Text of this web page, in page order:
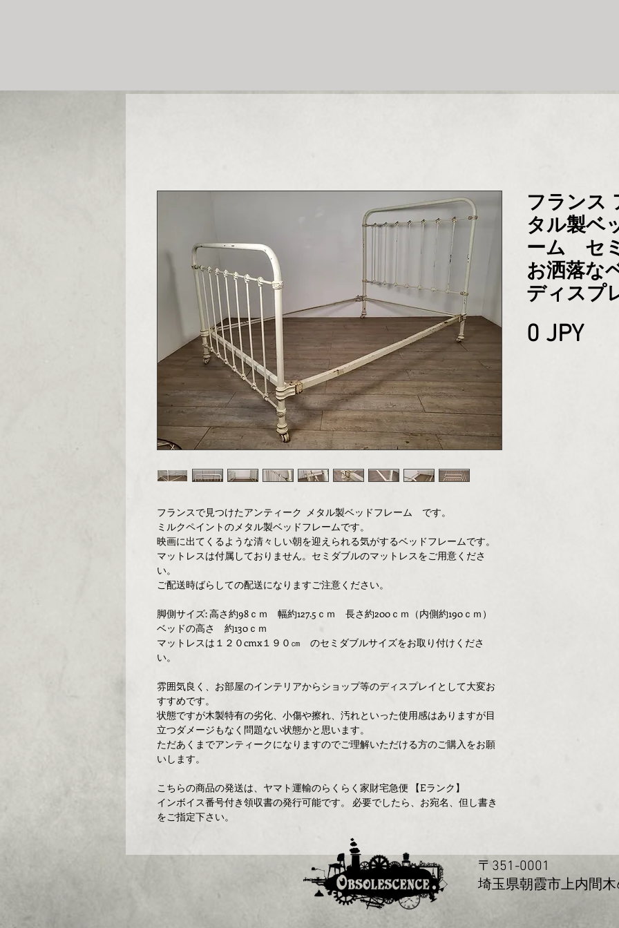
フランスで見つけたアンティーク メタル製ベッドフレーム です。
ミルクペイントのメタル製ベッドフレームです。
映画に出てくるような清々しい朝を迎えられる気がするベッドフレームです。
マットレスは付属しておりません。セミダブルのマットレスをご用意くださ
い。
ご配送時ばらしての配送になりますご注意ください。
脚側サイズ: 高さ約98ｃｍ 幅約127.5ｃｍ 長さ約200ｃｍ（内側約190ｃｍ）
ベッドの高さ 約130ｃｍ
マットレスは１２０cmx１９０㎝ のセミダブルサイズをお取り付けくださ
い。
雰囲気良く、お部屋のインテリアからショップ等のディスプレイとして大変お
すすめです。
状態ですが木製特有の劣化、小傷や擦れ、汚れといった使用感はありますが目
立つダメージもなく問題ない状態かと思います。
ただあくまでアンティークになりますのでご理解いただける方のご購入をお願
いします。
こちらの商品の発送は、ヤマト運輸のらくらく家財宅急便 【Eランク】
インボイス番号付き領収書の発行可能です。 必要でしたら、お宛名、但し書き
をご指定下さい。
フランス
タル製ベ
ーム セ
お洒落な
ディスプ
0 JPY
〒351-0001
埼玉県朝霞市上内間木